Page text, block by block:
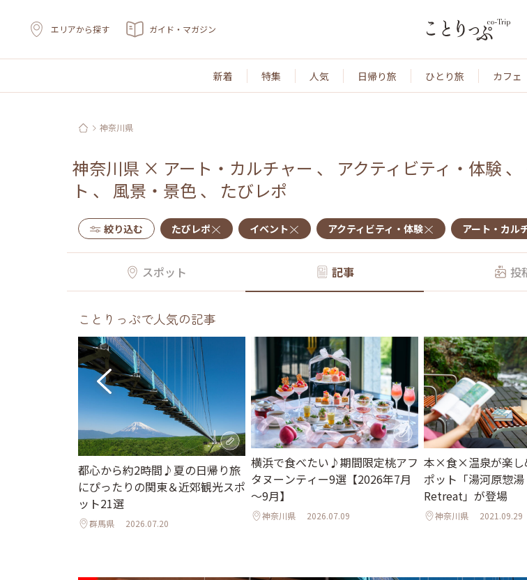
エリアから探す ガイド・マガジン
新着 特集 人気 日帰り旅 ひとり旅 カフェ
神奈川県
神奈川県 × アート・カルチャー 、 アクティビティ・体験 、
ト 、 風景・景色 、 たびレポ
絞り込む たびレポ イベント アクティビティ・体験 アート・カル
スポット 記事 投
ことりっぷで人気の記事
都心から約2時間♪夏の日帰り旅
にぴったりの関東＆近郊観光スポ
ット21選
群馬県 2026.07.20
横浜で食べたい♪期間限定桃アフ
タヌーンティー9選【2026年7月
～9月】
神奈川県 2026.07.09
本×食×温泉が楽し
ポット「湯河原惣
Retreat」が登場
神奈川県 2021.09.29